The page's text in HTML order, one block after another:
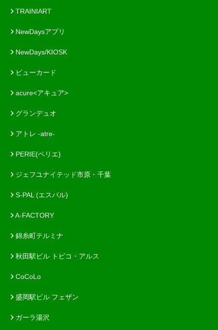
TRAINIART
NewDaysアプリ
NewDays/KIOSK
ビューカード
acure<アキュア>
グランデュオ
アトレ -atre-
PERIE(ペリエ)
ジェフユナイテッド市原・千葉
S-PAL (エスパル)
A-FACTORY
錦糸町テルミナ
秋田駅ビル トピコ・アルス
CoCoLo
盛岡駅ビル フェザン
ガーラ湯沢